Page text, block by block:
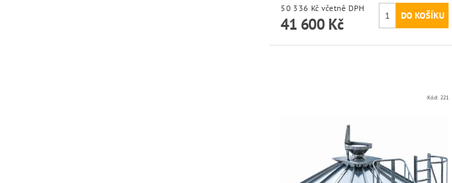
50 336 Kč včetně DPH
41 600 Kč
Kód: 221